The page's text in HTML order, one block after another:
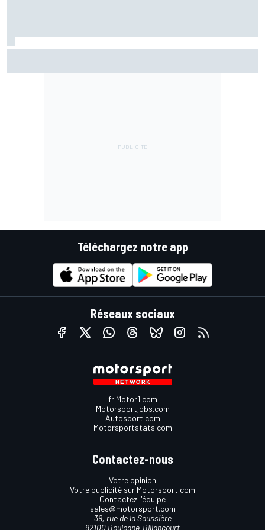
Téléchargez notre app
Réseaux sociaux
fr.Motor1.com
Motorsportjobs.com
Autosport.com
Motorsportstats.com
Contactez-nous
Votre opinion
Votre publicité sur Motorsport.com
Contactez l'équipe
sales@motorsport.com
39, rue de la Saussière
92100 Boulogne-Billancourt